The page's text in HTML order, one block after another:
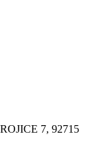
7, 92715